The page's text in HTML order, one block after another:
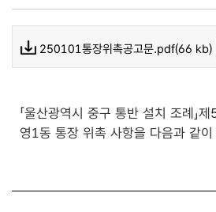
250101통장위촉공고문.pdf(66 kb)
「울산광역시 중구 통반 설치 조례」
영1동 통장 위촉 사항을 다음과 같